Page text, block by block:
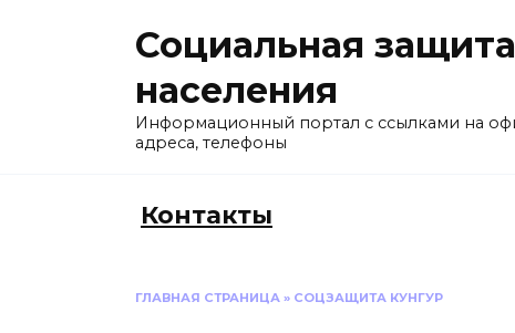
Социальная защита
населения
Информационный портал с ссылками на
адреса, телефоны
Контакты
ГЛАВНАЯ СТРАНИЦА » СОЦЗАЩИТА КУНГУР